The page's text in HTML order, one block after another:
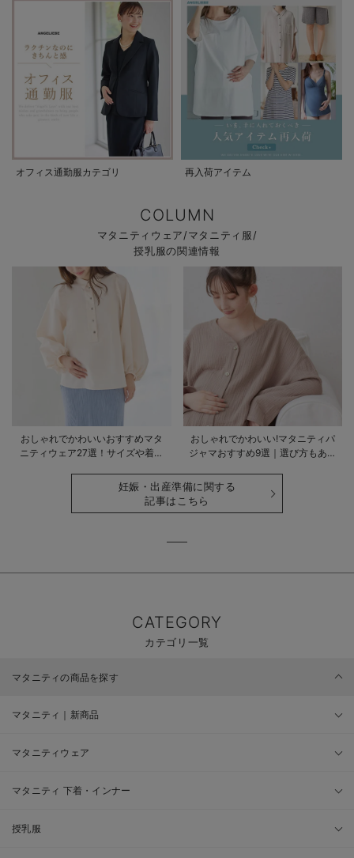
オフィス通勤服カテゴリ 再入荷アイテム
COLUMN
マタニティウェア/マタニティ服/
授乳服の関連情報
おしゃれでかわいいおすすめマタ
ニティウェア27選！サイズや着る
おしゃれでかわいい!マタニティパ
ジャマおすすめ9選｜選び方もあわ
妊娠・出産準備に関する
記事はこちら
CATEGORY
カテゴリ一覧
マタニティの商品を探す
マタニティ｜新商品
マタニティウェア
マタニティ 下着・インナー
授乳服